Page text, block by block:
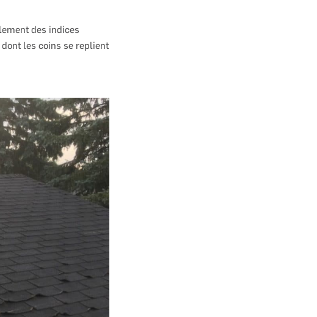
des indices
dont les coins se replient